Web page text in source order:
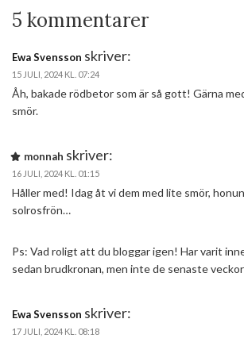
5 kommentarer
Ewa Svensson skriver:
15 JULI, 2024 KL. 07:24
Åh, bakade rödbetor som är så gott! Gärna
smör.
monnah skriver:
16 JULI, 2024 KL. 01:15
Håller med! Idag åt vi dem med lite smör,
solrosfrön…
Ps: Vad roligt att du bloggar igen! Har varit
sedan brudkronan, men inte de senaste
Ewa Svensson skriver:
17 JULI, 2024 KL. 08:18